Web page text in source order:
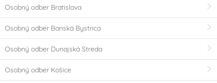
Osobný odber Bratislava
Osobný odber Banská Bystrica
Osobný odber Dunajská Streda
Osobný odber Košice